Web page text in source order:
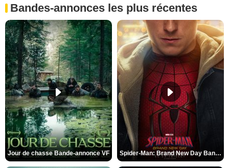
Bandes-annonces les plus récentes
Jour de chasse Bande-annonce VF Spider-Man: Brand New Day Bande-annonce (3) VO STFR